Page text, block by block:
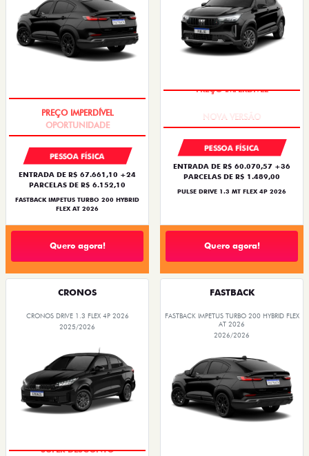
PESSOA FÍSICA
ENTRADA DE R$ 67.661,10 +24
PARCELAS DE R$ 6.152,10
FASTBACK IMPETUS TURBO 200 HYBRID
FLEX AT 2026
Quero agora!
PREÇO IMPERDÍVEL
PESSOA FÍSICA
ENTRADA DE R$ 60.070,57 +36
PARCELAS DE R$ 1.489,00
PULSE DRIVE 1.3 MT FLEX 4P 2026
Quero agora!
CRONOS
CRONOS DRIVE 1.3 FLEX 4P 2026
2025/2026
FASTBACK
FASTBACK IMPETUS TURBO 200 HYBRID FLEX
AT 2026
2026/2026